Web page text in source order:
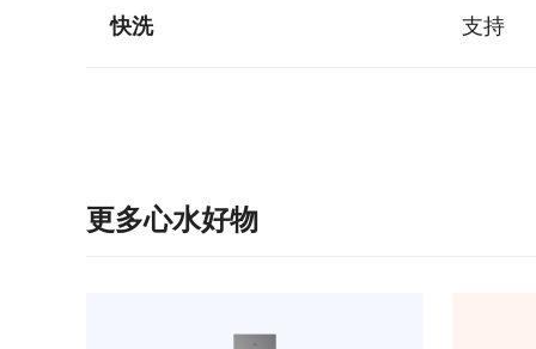
快洗 支持
更多心水好物